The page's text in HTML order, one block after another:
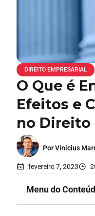
DIREITO EMPRESARIAL
O Que é
Efeitos e
no Direito
Por Vinicius
fevereiro 7, 2023
Menu do